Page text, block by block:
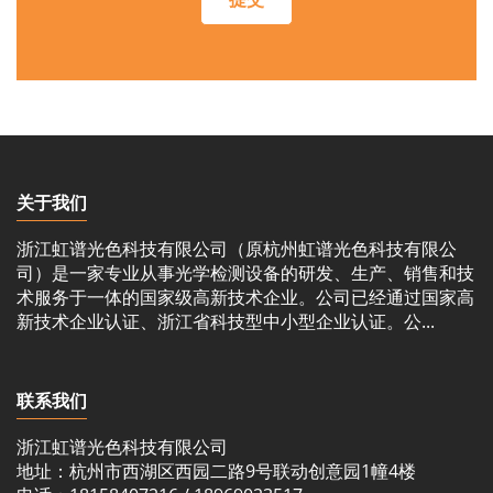
关于我们
浙江虹谱光色科技有限公司（原杭州虹谱光色科技有限公
司）是一家专业从事光学检测设备的研发、生产、销售和技
术服务于一体的国家级高新技术企业。公司已经通过国家高
新技术企业认证、浙江省科技型中小型企业认证。公...
联系我们
浙江虹谱光色科技有限公司
地址：杭州市西湖区西园二路9号联动创意园1幢4楼